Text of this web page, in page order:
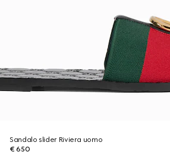
Sandalo slider Riviera uomo
€ 650